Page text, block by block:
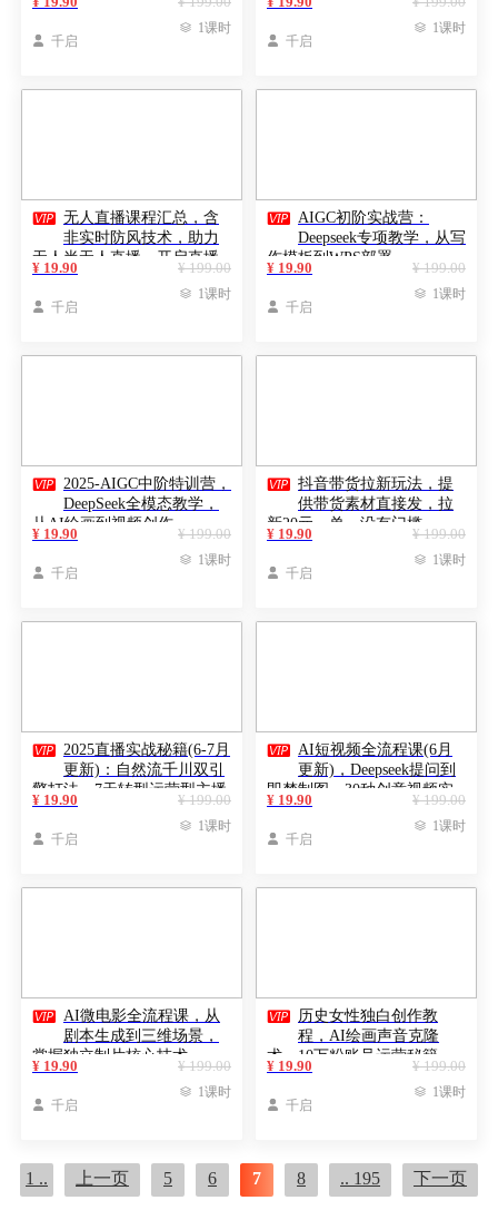
 千启
 1课时
 千启
 1课时
 无人直播课程汇总，含
非实时防风技术，助力
无人半无人直播，开启直播
新篇
¥ 199.00
¥ 19.90
 千启
 1课时
 AIGC初阶实战营：
Deepseek专项教学，从写
作模板到WPS部署
¥ 199.00
¥ 19.90
 千启
 1课时
 2025-AIGC中阶特训营，
DeepSeek全模态教学，
从AI绘画到视频创作
¥ 199.00
¥ 19.90
 千启
 1课时
 抖音带货拉新玩法，提
供带货素材直接发，拉
新20元一单，没有门槛
¥ 199.00
¥ 19.90
 千启
 1课时
 2025直播实战秘籍(6-7月
更新)：自然流千川双引
擎打法，7天转型运营型主播
¥ 199.00
¥ 19.90
 千启
 1课时
 AI短视频全流程课(6月
更新)，Deepseek提问到
即梦制图，30种创意视频实
战
¥ 199.00
¥ 19.90
 千启
 1课时
 AI微电影全流程课，从
剧本生成到三维场景，
掌握独立制片核心技术
¥ 199.00
¥ 19.90
 千启
 1课时
 历史女性独白创作教
程，AI绘画声音克隆
术，10万粉账号运营秘籍
¥ 199.00
¥ 19.90
 千启
 1课时
1 .. 上一页 5 6 7 8 .. 195 下一页